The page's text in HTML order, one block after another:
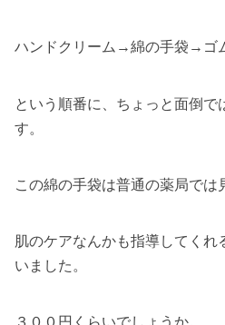
ハンドクリーム→綿の手袋→ゴ
という順番に、ちょっと面倒で
す。
この綿の手袋は普通の薬局では
肌のケアなんかも指導してくれ
いました。